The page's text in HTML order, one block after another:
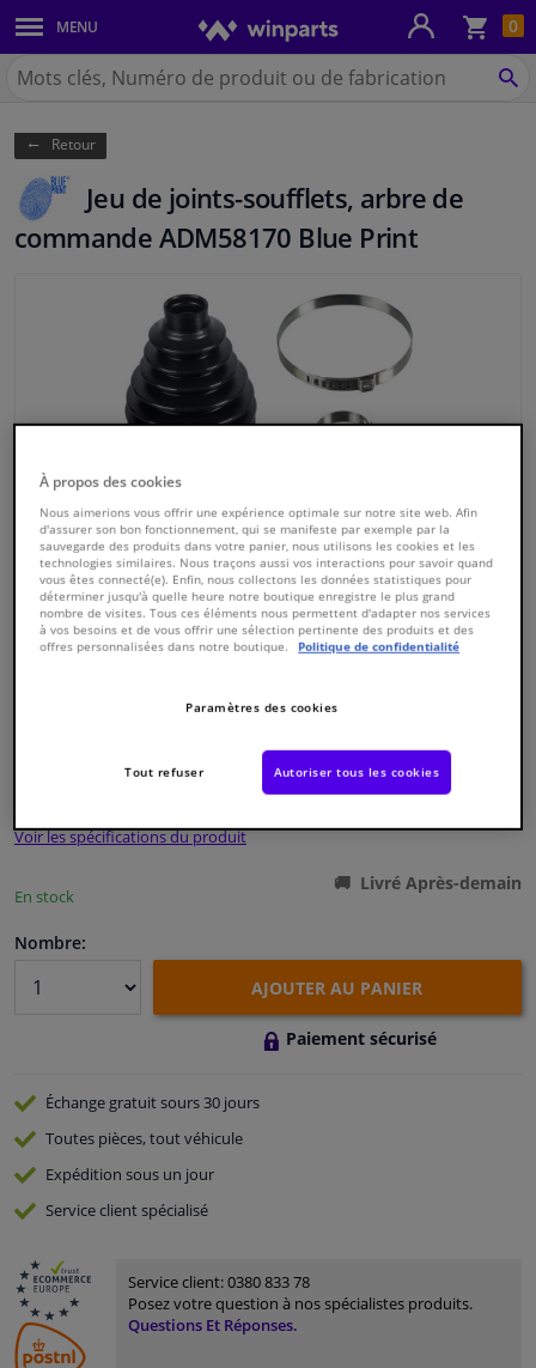
0
MENU
Carrosserie & tôles
Feux & ampoules
Freinage
Système d'échappement
Refroidissement & chauffage
Pièces moteur & accessoires
Filtres & liquides
Bagages & transport
Fenêtres & accessoires
Intérieur & ameublement
Styling & Performance
Nettoyage & protection
Atelier & outils
Camping-car, moto & vélo
Promotions et réductions
Chercher
Winparts.be
Retour
Jeu de joints-soufflets, arbre de
commande ADM58170 Blue Print
Numéro de produit d'origine:
0326483
ADM58170
TTC
Voir les spécifications du produit
En stock
Livré Après-demain
Nombre:
AJOUTER AU PANIER
Paiement sécurisé
Échange gratuitsours 30 jours
Toutes pièces, tout véhicule
Expédition sous un jour
Serviceclient spécialisé
Service client:0380 833 78
Posez votre question à nos spécialistes produits.
Questions Et Réponses.
À propos des cookies
Nous aimerions vous offrir une expérience optimale sur notre site web. Afin
d'assurer son bon fonctionnement, qui se manifeste par exemple par la
sauvegarde des produits dans votre panier, nous utilisons les cookies et les
technologies similaires. Nous traçons aussi vos interactions pour savoir quand
vous êtes connecté(e). Enfin, nous collectons les données statistiques pour
déterminer jusqu'à quelle heure notre boutique enregistre le plus grand
nombre de visites. Tous ces éléments nous permettent d'adapter nos services
à vos besoins et de vous offrir une sélection pertinente des produits et des
offres personnalisées dans notre boutique.
Politique de confidentialité
Paramètres des cookies
Tout refuser Autoriser tous les cookies